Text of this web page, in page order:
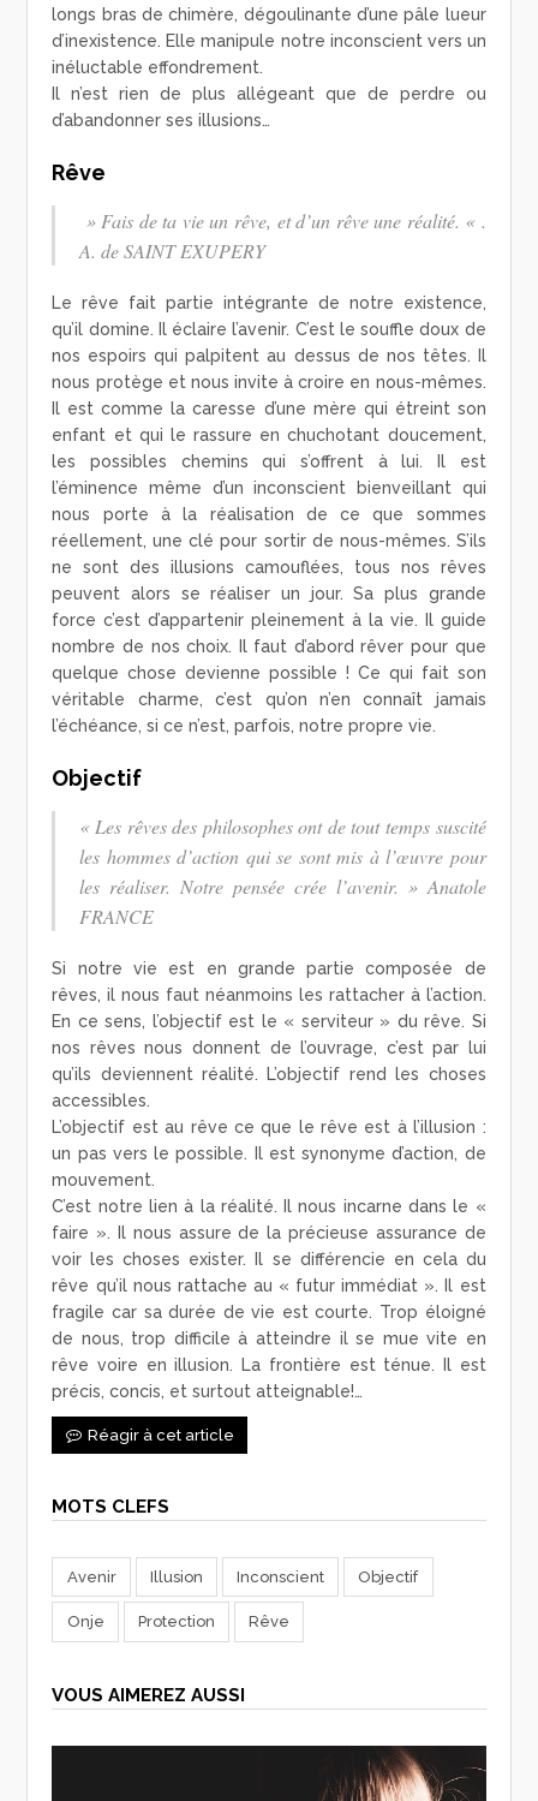
longs bras de chimère, dégoulinante d’une pâle lueur
d’inexistence. Elle manipule notre inconscient vers un
inéluctable effondrement.
Il n’est rien de plus allégeant que de perdre ou
d’abandonner ses illusions…
Rêve
» Fais de ta vie un rêve, et d’un rêve une réalité. « .
A. de SAINT EXUPERY
Le rêve fait partie intégrante de notre existence,
qu’il domine. Il éclaire l’avenir. C’est le souffle doux de
nos espoirs qui palpitent au dessus de nos têtes. Il
nous protège et nous invite à croire en nous-mêmes.
Il est comme la caresse d’une mère qui étreint son
enfant et qui le rassure en chuchotant doucement,
les possibles chemins qui s’offrent à lui. Il est
l’éminence même d’un inconscient bienveillant qui
nous porte à la réalisation de ce que sommes
réellement, une clé pour sortir de nous-mêmes. S’ils
ne sont des illusions camouflées, tous nos rêves
peuvent alors se réaliser un jour. Sa plus grande
force c’est d’appartenir pleinement à la vie. Il guide
nombre de nos choix. Il faut d’abord rêver pour que
quelque chose devienne possible ! Ce qui fait son
véritable charme, c’est qu’on n’en connaît jamais
l’échéance, si ce n’est, parfois, notre propre vie.
Objectif
« Les rêves des philosophes ont de tout temps suscité
les hommes d’action qui se sont mis à l’œuvre pour
les réaliser. Notre pensée crée l’avenir. » Anatole
FRANCE
Si notre vie est en grande partie composée de
rêves, il nous faut néanmoins les rattacher à l’action.
En ce sens, l’objectif est le « serviteur » du rêve. Si
nos rêves nous donnent de l’ouvrage, c’est par lui
qu’ils deviennent réalité. L’objectif rend les choses
accessibles.
L’objectif est au rêve ce que le rêve est à l’illusion :
un pas vers le possible. Il est synonyme d’action, de
mouvement.
C’est notre lien à la réalité. Il nous incarne dans le «
faire ». Il nous assure de la précieuse assurance de
voir les choses exister. Il se différencie en cela du
rêve qu’il nous rattache au « futur immédiat ». Il est
fragile car sa durée de vie est courte. Trop éloigné
de nous, trop difficile à atteindre il se mue vite en
rêve voire en illusion. La frontière est ténue. Il est
précis, concis, et surtout atteignable!…
Réagir à cet article
MOTS CLEFS
Avenir Illusion Inconscient Objectif
Onje Protection Rêve
VOUS AIMEREZ AUSSI